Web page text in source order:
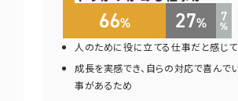
人のために役に立てる仕事だと感じ
成長を実感でき、自らの対応で喜んで
事があるため